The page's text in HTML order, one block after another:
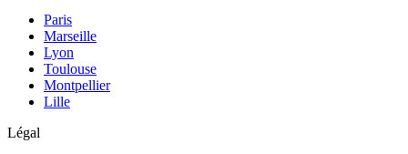
Paris
Marseille
Lyon
Toulouse
Montpellier
Lille
Légal